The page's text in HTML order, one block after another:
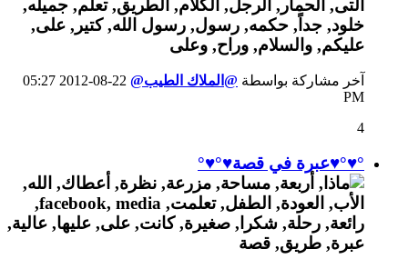
آخر مشاركة بواسطة @الملاك الطيب@
05:27
PM
4
°♥°♥عبرة في قصة♥°♥°